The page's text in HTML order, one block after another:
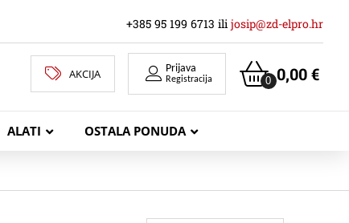
+385 95 199 6713 ili josip@zd-elpro.hr
AKCIJA Prijava
Registracija 0,00€
0
ALATI OSTALA PONUDA